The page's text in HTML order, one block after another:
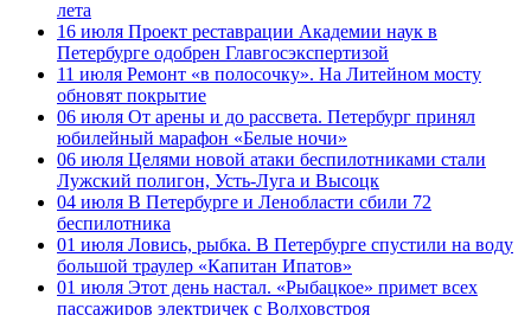
лета
16 июля Проект реставрации Академии наук в
Петербурге одобрен Главгосэкспертизой
11 июля Ремонт «в полосочку». На Литейном мосту
обновят покрытие
06 июля От арены и до рассвета. Петербург принял
юбилейный марафон «Белые ночи»
06 июля Целями новой атаки беспилотниками стали
Лужский полигон, Усть-Луга и Высоцк
04 июля В Петербурге и Ленобласти сбили 72
беспилотника
01 июля Ловись, рыбка. В Петербурге спустили на воду
большой траулер «Капитан Ипатов»
01 июля Этот день настал. «Рыбацкое» примет всех
пассажиров электричек с Волховстроя